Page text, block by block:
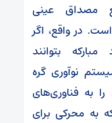
مصداق عینی
در واقع، اگر
بتوانند
نوآوری گره
را به فناوری‌های
به محرکی برای